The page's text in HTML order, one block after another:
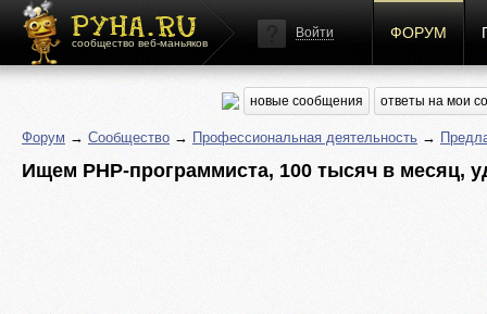
сообщество веб-маньяков
Войти ФОРУМ
новые сообщения ответы на мои
Форум → Сообщество → Профессиональная деятельность →
Ищем PHP-программиста, 100 тысяч в месяц,